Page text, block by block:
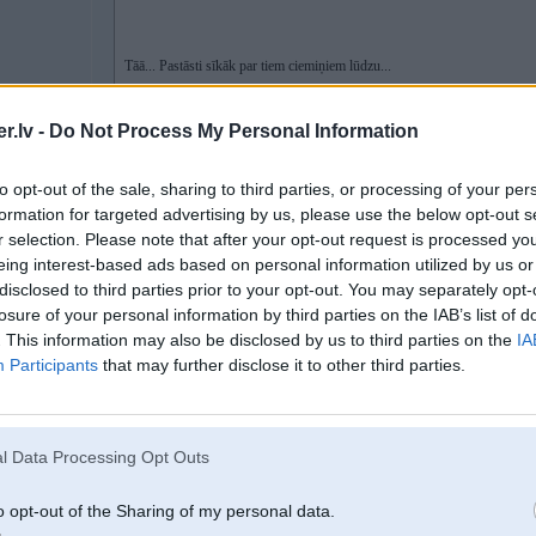
- Do Not Process My Personal Information
opt-out of the sale, sharing to third parties, or processing of your
for targeted advertising by us, please use the below opt-out
selection. Please note that after your opt-out request is processed
interest-based ads based on personal information utilized by us
to third parties prior to your opt-out. You may separately
of your personal information by third parties on the IAB’s list of
This information may also be disclosed by us to third parties on the
Participants that may further disclose it to other third parties.
Data Processing Opt Outs
opt-out of the Sharing of my personal data.
Tāā... Pastāsti sīkāk par tiem ciemiņiem lūdzu...
Meža vidū nebūs tik traki, bet tuvāk apdzīvotām vietām ķīnas brīnumi rada
Es daudz pa mežiem braukāju...tāpat, staigāt, sēņojot vai vnk dabā. Ir
vietu...pat nosacīti tuvu Rīgai.
Kā zināt vai auto ir atprogrammēts adblue? Nobraukti 10k km no iegādes